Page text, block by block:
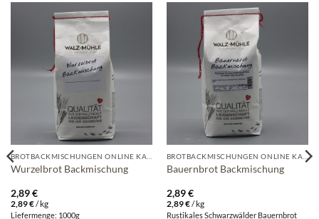
Wurzelbrot Backmischung
2,89€
2,89€/kg
Liefermenge: 1000g
BROTBACKMISCHUNGEN ONLINE KAUFEN | WALZ-MÜHLE
Bauernbrot Backmischung
2,89€
2,89€/kg
Rustikales Schwarzwälder Bauernbrot